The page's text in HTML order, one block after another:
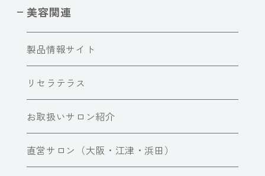
美容関連
製品情報サイト
リセラテラス
お取扱いサロン紹介
直営サロン（大阪・江津・浜田）